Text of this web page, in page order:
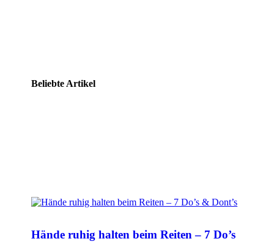
Beliebte Artikel
Hände ruhig halten beim Reiten – 7 Do’s